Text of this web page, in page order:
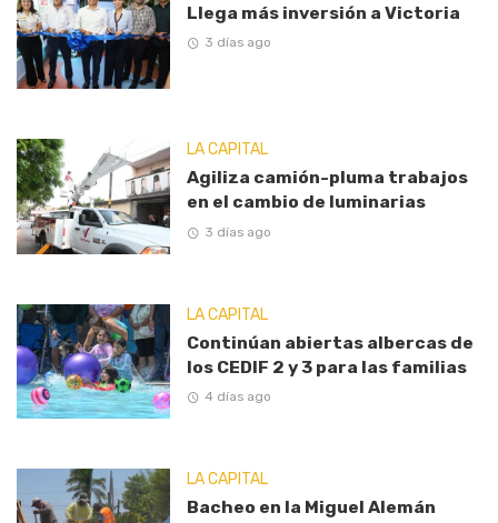
Llega más inversión a Victoria
3 días ago
LA CAPITAL
Agiliza camión-pluma trabajos
en el cambio de luminarias
3 días ago
LA CAPITAL
Continúan abiertas albercas de
los CEDIF 2 y 3 para las familias
4 días ago
LA CAPITAL
Bacheo en la Miguel Alemán